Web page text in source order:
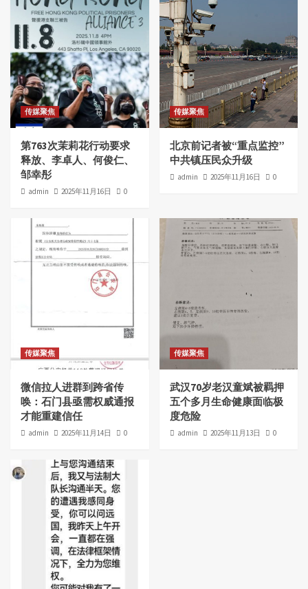
传媒聚焦
第763次茉莉花行动要求
释放、李卓人、何俊仁、
邹幸彤
admin 2025年11月16日 0
传媒聚焦
北京前记者被“重点监控”
中共镇压民众升级
admin 2025年11月16日 0
传媒聚焦
微信拉人进群到跨省传
唤：石门县亟需权威通报
才能重建信任
admin 2025年11月14日 0
传媒聚焦
武汉70岁老汉童斌被羁押
五个多月生命健康面临极
度危险
admin 2025年11月13日 0